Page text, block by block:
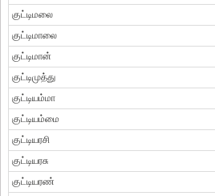
குட்டிமலை
குட்டிமாலை
குட்டிமான்
குட்டிமுத்து
குட்டியம்மா
குட்டியம்மை
குட்டியரசி
குட்டியரசு
குட்டியரண்